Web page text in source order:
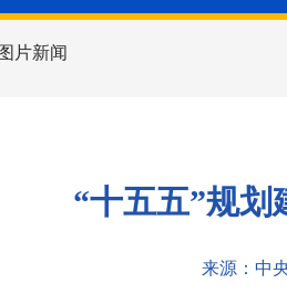
图片新闻
“十五五”规
来源：中